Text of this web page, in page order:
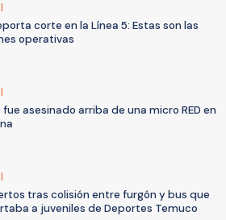
corte en la Línea 5: Estas son las
operativas
asesinado arriba de una micro RED en
tras colisión entre furgón y bus que
a juveniles de Deportes Temuco